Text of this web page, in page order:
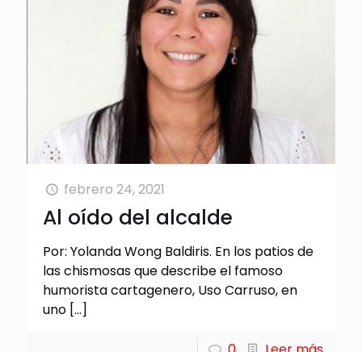
febrero 24, 2021
Al oído del alcalde
Por: Yolanda Wong Baldiris. En los patios de
las chismosas que describe el famoso
humorista cartagenero, Uso Carruso, en
uno […]